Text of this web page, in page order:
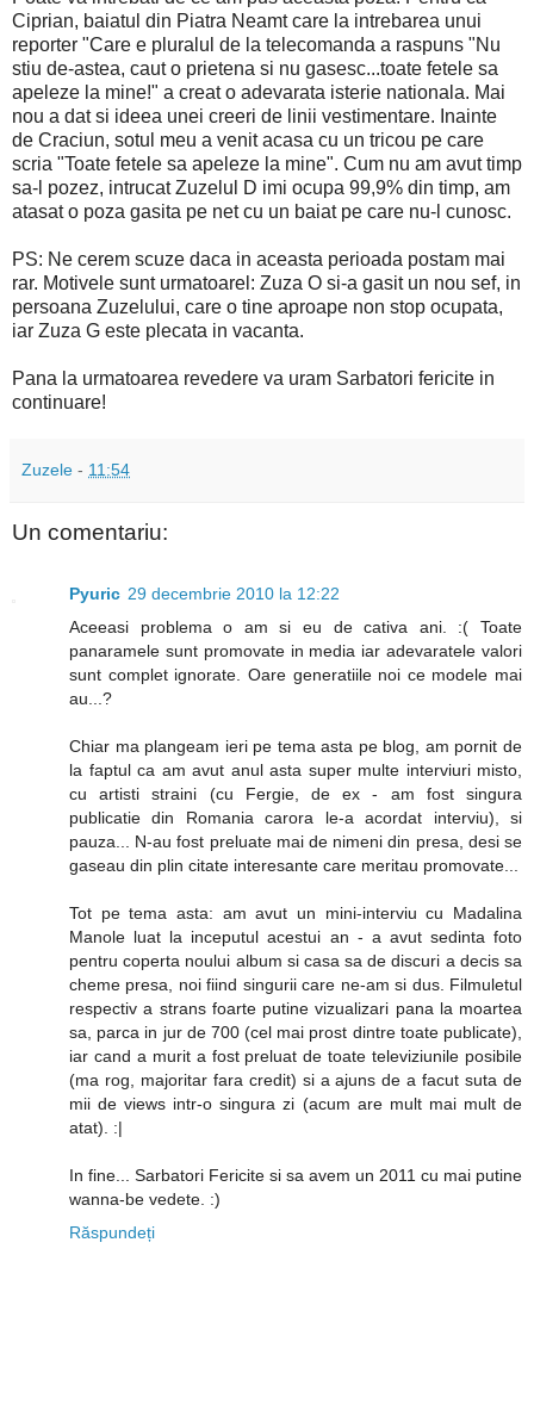
Ciprian, baiatul din Piatra Neamt care la intrebarea unui
reporter "Care e pluralul de la telecomanda a raspuns "Nu
stiu de-astea, caut o prietena si nu gasesc...toate fetele sa
apeleze la mine!" a creat o adevarata isterie nationala. Mai
nou a dat si ideea unei creeri de linii vestimentare. Inainte
de Craciun, sotul meu a venit acasa cu un tricou pe care
scria "Toate fetele sa apeleze la mine". Cum nu am avut timp
sa-l pozez, intrucat Zuzelul D imi ocupa 99,9% din timp, am
atasat o poza gasita pe net cu un baiat pe care nu-l cunosc.
PS: Ne cerem scuze daca in aceasta perioada postam mai
rar. Motivele sunt urmatoarel: Zuza O si-a gasit un nou sef, in
persoana Zuzelului, care o tine aproape non stop ocupata,
iar Zuza G este plecata in vacanta.
Pana la urmatoarea revedere va uram Sarbatori fericite in
continuare!
Zuzele - 11:54
Un comentariu:
Pyuric 29 decembrie 2010 la 12:22
Aceeasi problema o am si eu de cativa ani. :( Toate
panaramele sunt promovate in media iar adevaratele valori
sunt complet ignorate. Oare generatiile noi ce modele mai
au...?
Chiar ma plangeam ieri pe tema asta pe blog, am pornit de
la faptul ca am avut anul asta super multe interviuri misto,
cu artisti straini (cu Fergie, de ex - am fost singura
publicatie din Romania carora le-a acordat interviu), si
pauza... N-au fost preluate mai de nimeni din presa, desi se
gaseau din plin citate interesante care meritau promovate...
Tot pe tema asta: am avut un mini-interviu cu Madalina
Manole luat la inceputul acestui an - a avut sedinta foto
pentru coperta noului album si casa sa de discuri a decis sa
cheme presa, noi fiind singurii care ne-am si dus. Filmuletul
respectiv a strans foarte putine vizualizari pana la moartea
sa, parca in jur de 700 (cel mai prost dintre toate publicate),
iar cand a murit a fost preluat de toate televiziunile posibile
(ma rog, majoritar fara credit) si a ajuns de a facut suta de
mii de views intr-o singura zi (acum are mult mai mult de
atat). :|
In fine... Sarbatori Fericite si sa avem un 2011 cu mai putine
wanna-be vedete. :)
Răspundeți